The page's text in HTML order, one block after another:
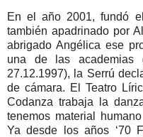
En el año 2001, fundó
también apadrinado por
abrigado Angélica ese
una de las academias
27.12.1997), la Serrú
de cámara. El Teatro
Codanza trabaja la
tenemos material
Ya desde los años ‘70